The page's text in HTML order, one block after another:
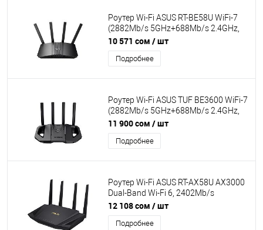
Роутер Wi-Fi ASUS RT-BE58U WiFi-7
(2882Mb/s 5GHz+688Mb/s 2.4GHz,
4xLAN/WAN 2.5G/1G, 4 антенны,
USB 3.2, MU-
MIMO,AiProtection,OFDMA,AiMesh)
10 571 сом / шт
Подробнее
Роутер Wi-Fi ASUS TUF BE3600 WiFi-7
(2882Mb/s 5GHz+688Mb/s 2.4GHz,
4xLAN/WAN 2.5G/1G, 4 антенны,
USB 3.2, OFDMA,AiProtection,AiMesh)
11 900 сом / шт
Подробнее
Роутер Wi-Fi ASUS RT-AX58U AX3000
Dual-Band Wi-Fi 6, 2402Mb/s
5GHz+574Mb/s 2.4GHz, 4xLAN
1Gb/s, 4 антенны, USB 3.1, AiMesh,
ASUS Router APP
12 108 сом / шт
Подробнее